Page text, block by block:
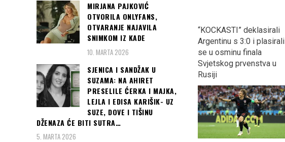
Inicijativa mladih za
ljudska prava pozvala
za žrtve genocida u
Adil Osmanović u Novom
Pazaru: Vučić mora
osuditi Dodikove izjave…
Zamjenik predsjednika SDA
i ministar civilnih poslova
“KOCKASTI” deklasirali
Argentinu s 3:0 i plasirali
se u osminu finala
Svjetskog prvenstva u
Rusiji
MIRJANA PAJKOVIĆ
OTVORILA ONLYFANS,
OTVARANJE NAJAVILA
SNIMKOM IZ KADE
10. MARTA 2026
SJENICA I SANDŽAK U
SUZAMA: NA AHIRET
PRESELILE ĆERKA I MAJKA,
LEJLA I EDISA KARIŠIK- UZ
SUZE, DOVE I TIŠINU
DŽENAZA ĆE BITI SUTRA…
5. MARTA 2026